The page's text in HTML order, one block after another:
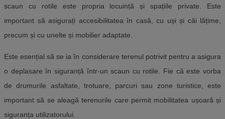
scaun cu rotile este propria locuință și spațiile private. Este
important să asigurați accesibilitatea în casă, cu uși și căi lățime,
precum și cu unelte și mobilier adaptate.
Este esențial să se ia în considerare terenul potrivit pentru a asigura
o deplasare în siguranță într-un scaun cu rotile. Fie că este vorba
de drumurile asfaltate, trotuare, parcuri sau zone turistice, este
important să se aleagă terenurile care permit mobilitatea ușoară și
siguranța utilizatorului.